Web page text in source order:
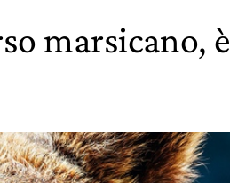
marsicano, è